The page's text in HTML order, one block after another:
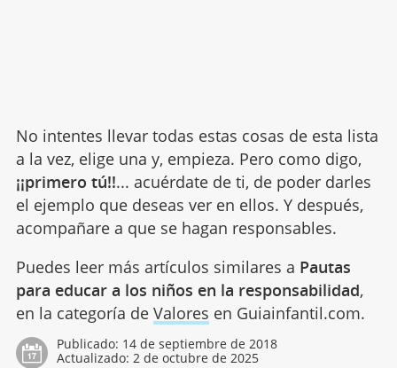
No intentes llevar todas estas cosas de esta lista
a la vez, elige una y, empieza. Pero como digo,
¡¡primero tú!!... acuérdate de ti, de poder darles
el ejemplo que deseas ver en ellos. Y después,
acompañare a que se hagan responsables.
Puedes leer más artículos similares a Pautas
para educar a los niños en la responsabilidad,
en la categoría de Valores en Guiainfantil.com.
Publicado: 14 de septiembre de 2018
Actualizado: 2 de octubre de 2025